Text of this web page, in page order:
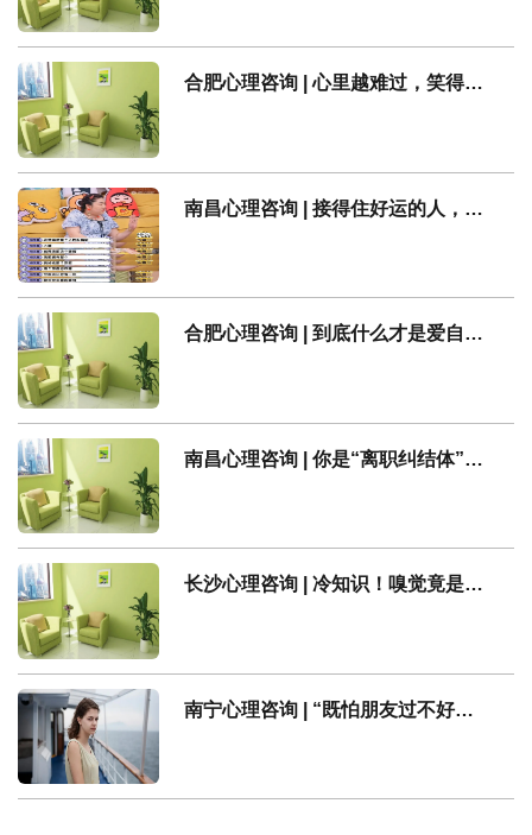
合肥心理咨询 | 心里越难过，笑得越开心，你是这样吗？
南昌心理咨询 | 接得住好运的人，都有这一种特质
合肥心理咨询 | 到底什么才是爱自己？
南昌心理咨询 | 你是“离职纠结体”吗？
长沙心理咨询 | 冷知识！嗅觉竟是隐藏的抑郁信号灯！
南宁心理咨询 | “既怕朋友过不好，又怕朋友过太好”：人为什么会嫉妒朋友？